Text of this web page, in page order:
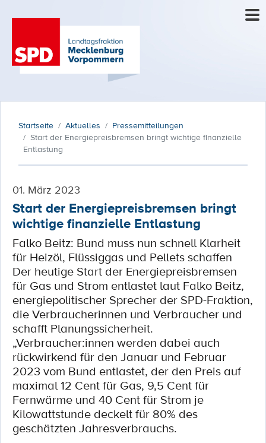
Startseite Aktuelles
Pressemitteilungen
Start der Energiepreisbremsen bringt wichtige finanzielle
Entlastung
01. März 2023
Start der Energiepreisbremsen bringt
wichtige finanzielle Entlastung
Falko Beitz: Bund muss nun schnell Klarheit
für Heizöl, Flüssiggas und Pellets schaffen
Der heutige Start der Energiepreisbremsen
für Gas und Strom entlastet laut Falko Beitz,
energiepolitischer Sprecher der SPD-Fraktion,
die Verbraucherinnen und Verbraucher und
schafft Planungssicherheit.
„Verbraucher:innen werden dabei auch
rückwirkend für den Januar und Februar
2023 vom Bund entlastet, der den Preis auf
maximal 12 Cent für Gas, 9,5 Cent für
Fernwärme und 40 Cent für Strom je
Kilowattstunde deckelt für 80% des
geschätzten Jahresverbrauchs.